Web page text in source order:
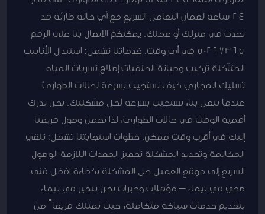
24 ساعة لضمان التعامل السريع مع أي حالة طارئة قد
تحدث في منزلك أو عملك. يمكنكم الاتصال بنا على الرقم
50267365 في أي وقت. خدماتنا تشمل: استبدال الأنابيب
المتآكلة تركيب وصيانة الحنفيات إصلاح تسربات المياه
تسليك المجاري كيف نستجيب بسرعة لحالات الطوارئ
عندما تتصل بنا، نستجيب بسرعة لحل مشكلتك. نحن ندرك
أهمية الوقت في حالات الطوارئ، لذا نضمن وصول فريقنا
إليك في أقرب وقت ممكن. خطوات استجابتنا تشمل: تلقي
المكالمة وتحديد المشكلة تجهيز المعدات اللازمة الوصول
السريع إلى موقع العميل حل المشكلة بكفاءة افضل فني
صحي في تيماء – مؤهلات وخبرات نحن نتميز في تيماء
بتقديم خدمات سباكة متكاملة، حيث نمتلك فريقاً من